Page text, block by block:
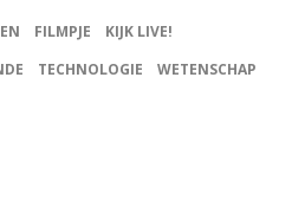
FILMPJE
KIJK LIVE!
TECHNOLOGIE
WETENSCHAP